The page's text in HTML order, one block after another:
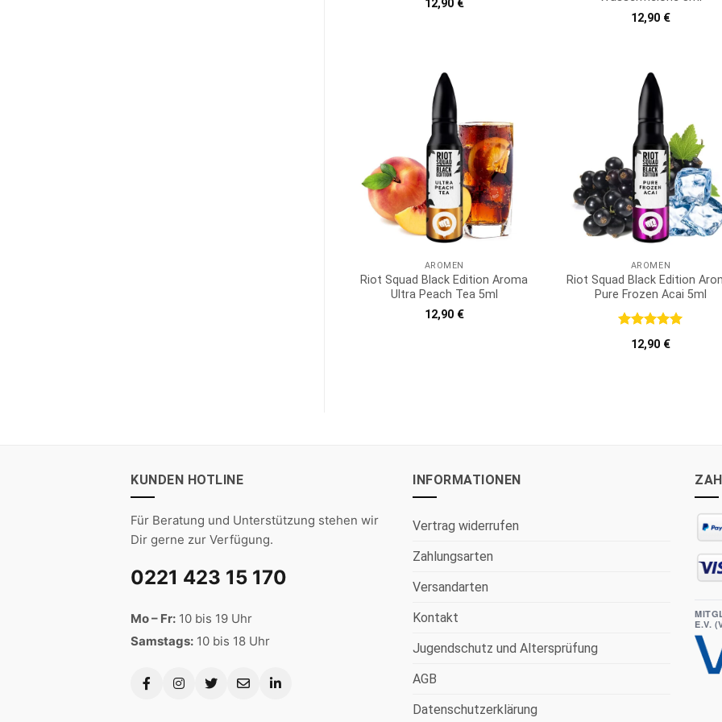
12,90 €
12,90 €
AROMEN
Riot Squad Black Edition Aroma
Ultra Peach Tea 5ml
12,90 €
AROMEN
Riot Squad Black Edition
Pure Frozen Acai 5ml
Bewertet
mit5von
12,90 €
KUNDEN HOTLINE
Für Beratung und Unterstützung stehen wir
Dir gerne zur Verfügung.
0221 423 15 170
Mo – Fr: 10 bis 19 Uhr
Samstags: 10 bis 18 Uhr
INFORMATIONEN
Vertrag widerrufen
Zahlungsarten
Versandarten
Kontakt
Jugendschutz und Altersprüfung
AGB
Datenschutzerklärung
E.V.